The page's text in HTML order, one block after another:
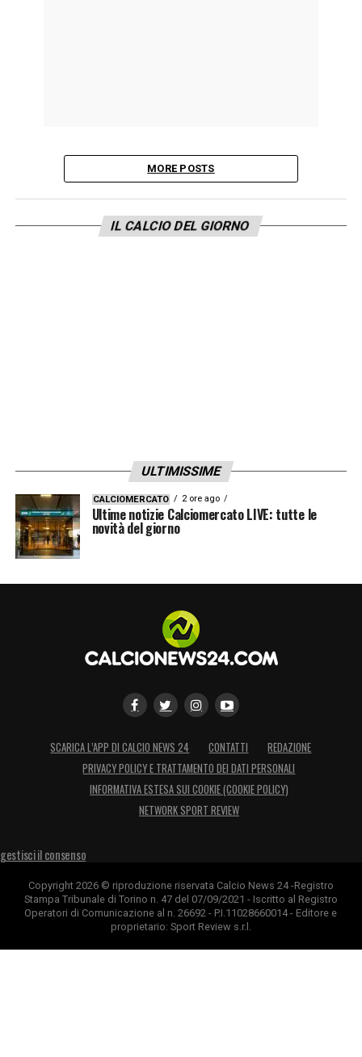
MORE POSTS
IL CALCIO DEL GIORNO
ULTIMISSIME
CALCIOMERCATO 2 ore ago
Ultime notizie Calciomercato LIVE: tutte le
novità del giorno
SCARICA L’APP DI CALCIO NEWS 24 CONTATTI
REDAZIONE
PRIVACY POLICY E TRATTAMENTO DEI DATI PERSONALI
INFORMATIVA ESTESA SUI COOKIE (COOKIE POLICY)
NETWORK SPORT REVIEW
gestisci il consenso
Copyright 2026 © riproduzione riservata Calcio News 24 -Registro
Stampa Tribunale di Torino n. 47 del 07/09/2021 - Iscritto al Registro
Operatori di Comunicazione al n. 26692 - P.I.11028660014 - Editore e
proprietario: Sport Review s.r.l.